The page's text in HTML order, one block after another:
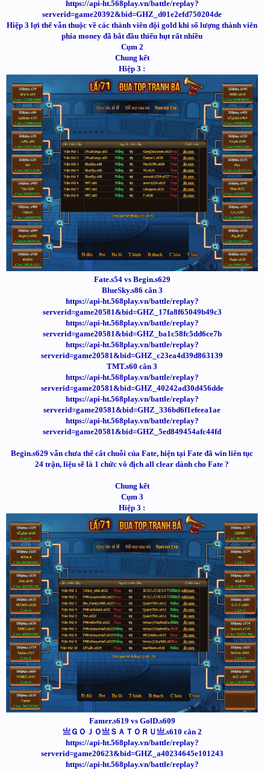
https://api-ht.568play.vn/battle/replay?
serverid=game20392&bid=GHZ_d01e2efd750204de
Hiệp 3 lợi thế vẫn thuộc về các thành viên đội gold khi số lượng thành viên
phía money đã bắt đầu thiếu hụt rất nhiều
Cụm 2
Chung kết
Hiệp 3 :
Fate.s54 vs Begin.s629
BlueSky.s86 cân 3
https://api-ht.568play.vn/battle/replay?
serverid=game20581&bid=GHZ_17fa8f65049b49c3
https://api-ht.568play.vn/battle/replay?
serverid=game20581&bid=GHZ_ba1c58fc5dd6ce7b
https://api-ht.568play.vn/battle/replay?
serverid=game20581&bid=GHZ_c23ea4d39d863139
TMT.s60 cân 3
https://api-ht.568play.vn/battle/replay?
serverid=game20581&bid=GHZ_40242ad30d456dde
https://api-ht.568play.vn/battle/replay?
serverid=game20581&bid=GHZ_336bd6f1efeea1ae
https://api-ht.568play.vn/battle/replay?
serverid=game20581&bid=GHZ_5ed849454afc44fd
Begin.s629 vẫn chưa thể cắt chuỗi của Fate, hiện tại Fate đã win liên tục
24 trận, liệu sẽ là 1 chức vô địch all clear dành cho Fate ?
Chung kết
Cụm 3
Hiệp 3 :
Famer.s619 vs GolD.s609
亗ＧＯＪＯ亗ＳＡＴＯＲＵ亗.s610 cân 2
https://api-ht.568play.vn/battle/replay?
serverid=game20623&bid=GHZ_a40234645e101243
https://api-ht.568play.vn/battle/replay?